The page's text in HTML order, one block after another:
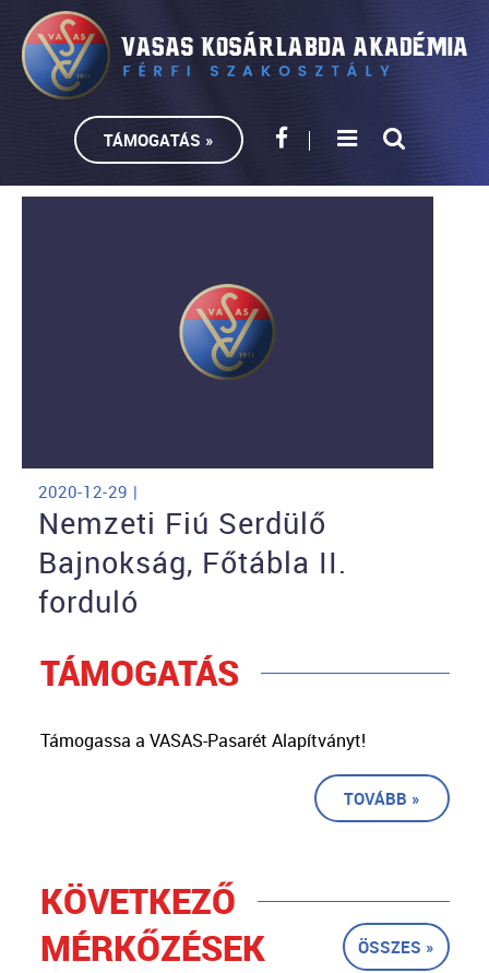
TÁMOGATÁS »
2020-12-29 |
Nemzeti Fiú Serdülő
Bajnokság, Főtábla II.
forduló
TÁMOGATÁS
Támogassa a VASAS-Pasarét Alapítványt!
TOVÁBB »
KÖVETKEZŐ
MÉRKŐZÉSEK
ÖSSZES »